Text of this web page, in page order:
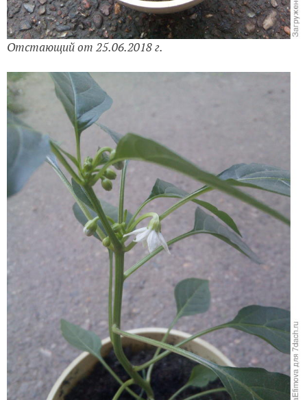
Отстающий от 25.06.2018 г.